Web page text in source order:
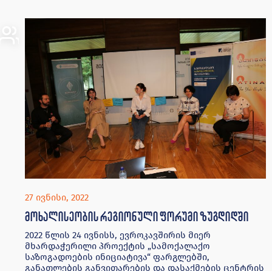
27 ივნისი, 2022
მოხალისეობის რეგიონული ფორუმი ზუგდიდში
2022 წლის 24 ივნისს, ევროკავშირის მიერ
მხარდაჭერილი პროექტის „სამოქალაქო
საზოგადოების ინიციატივა“ ფარგლებში,
განათლების განვითარების და დასაქმების ცენტრის